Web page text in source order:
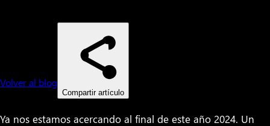
Volver al blog
Compartir artículo
Ya nos estamos acercando al final de este año 2024. Un